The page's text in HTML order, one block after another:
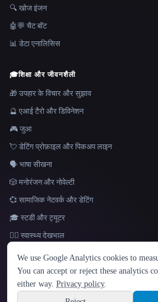
भाषा
English español Français
Hindi
🔍 खोज इंजन
🤖💬 चैट बॉट
📊 डेटा एनालिसिस
🎓शिक्षा और जीवनशैली
🎁 उपहार के विचार और सुझाव
🔮 एआई टैरो और डिविनेशन
🎮 जुआ
💘 डेटिंग प्रोफ़ाइल और पिकअप लाइन
🗣️ भाषा सीखना
🎲 मनोरंजन और नोवेल्टी
💞 सामाजिक नेटवर्क और डेटिंग
🎓 स्टडी और ट्यूटर
👩‍⚕️ स्वास्थ्य देखभाल
Site information
© 2026 That AI Collection. सर्वाधिकार सुरक्षित।
Built with Metatron ★
We use Google Analytics cookies to
You can accept or reject these analytics
either way. Privacy policy.